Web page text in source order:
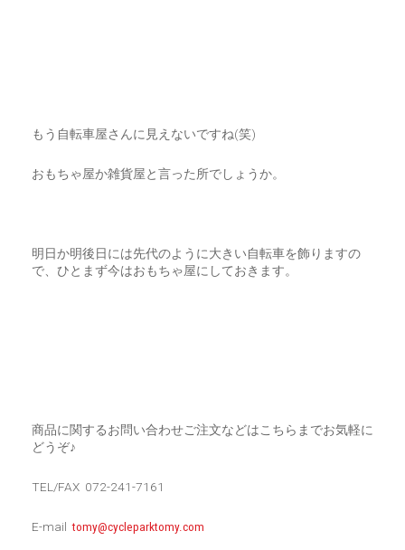
もう自転車屋さんに見えないですね(笑)
おもちゃ屋か雑貨屋と言った所でしょうか。
明日か明後日には先代のように大きい自転車を飾りますの
で、ひとまず今はおもちゃ屋にしておきます。
商品に関するお問い合わせご注文などはこちらまでお気軽に
どうぞ♪
TEL/FAX 072-241-7161
E-mailtomy@cycleparktomy.com